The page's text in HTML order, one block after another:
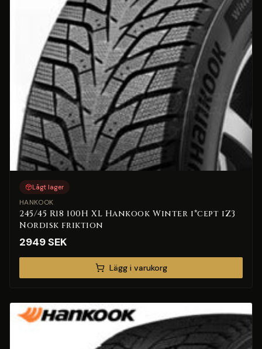
Lågt lager
HANKOOK
245/45 R18 100H XL Hankook Winter i*cept iZ3
Nordisk friktion
2949SEK
Lägg i varukorg